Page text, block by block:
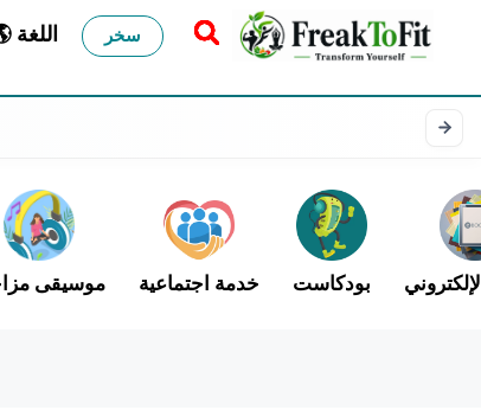
🌎 اللغة سخر
موسيقى خدمة اجتماعية بودكاست